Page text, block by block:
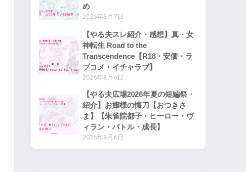
め
2026年8月7日
【やる夫スレ紹介・感想】真・女
神転生 Road to the
Transcendence【R18・安価・ラ
ブコメ・イチャラブ】
2026年8月6日
【やる夫広場2026年夏の短編祭・
紹介】お嬢様の懐刀【おつきさ
ま】【朱雀院都子・ヒーロー・ヴ
ィラン・バトル・成長】
2026年8月6日